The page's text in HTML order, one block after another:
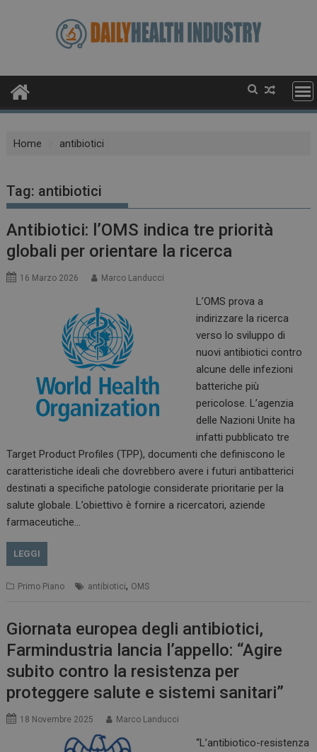
Home antibiotici
Tag: antibiotici
Antibiotici: l’OMS indica tre priorità
globali per orientare la ricerca
16 Marzo 2026 Marco Landucci
L’OMS prova a
indirizzare la ricerca
verso lo sviluppo di
nuovi antibiotici contro
alcune delle infezioni
batteriche più
pericolose. L’agenzia
delle Nazioni Unite ha
infatti pubblicato tre
Target Product Profiles (TPP), documenti che definiscono le
caratteristiche ideali che dovrebbero avere i futuri antibatterici
destinati a specifiche patologie considerate prioritarie per la
salute globale. L’obiettivo è fornire a ricercatori, aziende
farmaceutiche…
LEGGI
Primo Piano antibiotici, OMS
Giornata europea degli antibiotici,
Farmindustria lancia l’appello: “Agire
subito contro la resistenza per
proteggere salute e sistemi sanitari”
18 Novembre 2025 Marco Landucci
“L’antibiotico-resistenza